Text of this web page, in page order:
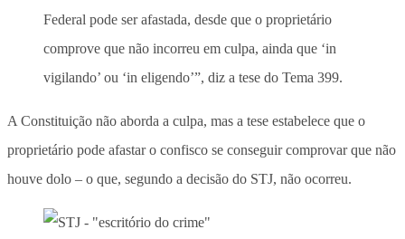
Federal pode ser afastada, desde que o proprietário
comprove que não incorreu em culpa, ainda que ‘in
vigilando’ ou ‘in eligendo’”, diz a tese do Tema 399.
A Constituição não aborda a culpa, mas a tese estabelece que o
proprietário pode afastar o confisco se conseguir comprovar que não
houve dolo – o que, segundo a decisão do STJ, não ocorreu.